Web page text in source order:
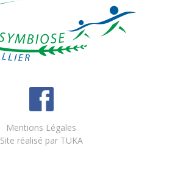
Mentions Légales
Site réalisé par TUKA